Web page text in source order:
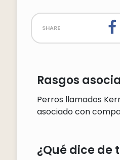
share
Rasgos
Perros llamados
asociado con
¿Qué dice de